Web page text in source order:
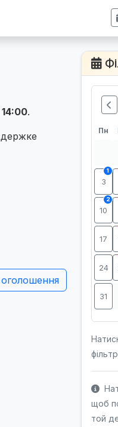
.
оголошення
Пн
3
1
10
2
17
24
31
щоб
той